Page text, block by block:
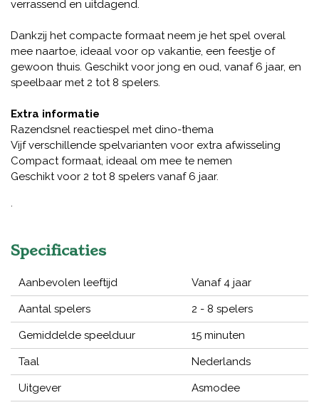
verrassend en uitdagend.
Dankzij het compacte formaat neem je het spel overal
mee naartoe, ideaal voor op vakantie, een feestje of
gewoon thuis. Geschikt voor jong en oud, vanaf 6 jaar, en
speelbaar met 2 tot 8 spelers.
Extra informatie
Razendsnel reactiespel met dino-thema
Vijf verschillende spelvarianten voor extra afwisseling
Compact formaat, ideaal om mee te nemen
Geschikt voor 2 tot 8 spelers vanaf 6 jaar.
.
Specificaties
Aanbevolen leeftijd Vanaf 4 jaar
Aantal spelers 2 - 8 spelers
Gemiddelde speelduur 15 minuten
Taal Nederlands
Uitgever Asmodee